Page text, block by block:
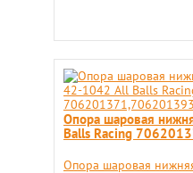
Опора шаровая
Balls Racing
Опора шаровая